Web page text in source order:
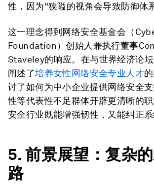
性，因为“狭隘的视角会导致防御体
这一理念得到网络安全基金会（
Foundation）创始人兼执行董事
Staveley的响应。在与世界经济论
阐述了培养女性网络安全专业人才
讨了如何为中小企业提供网络安全
性等代表性不足群体开辟更清晰的
安全行业既能增强韧性，又能纠正系
5.前景展望：复杂
路